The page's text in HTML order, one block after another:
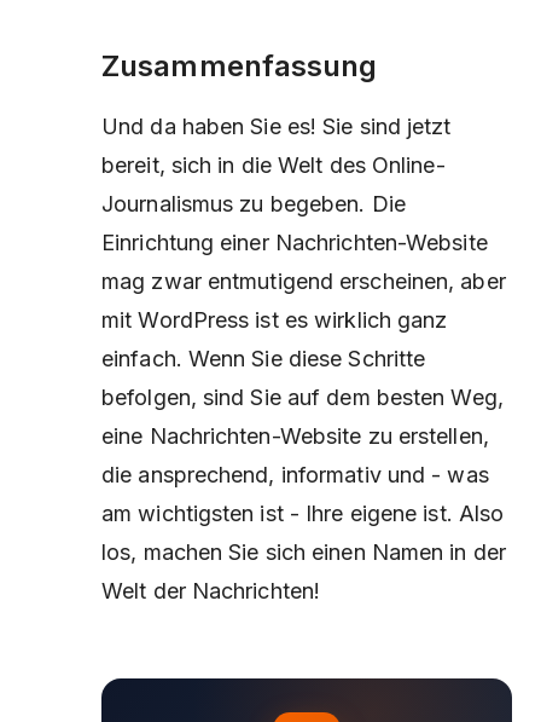
Zusammenfassung
Und da haben Sie es! Sie sind jetzt
bereit, sich in die Welt des Online-
Journalismus zu begeben. Die
Einrichtung einer Nachrichten-Website
mag zwar entmutigend erscheinen, aber
mit WordPress ist es wirklich ganz
einfach. Wenn Sie diese Schritte
befolgen, sind Sie auf dem besten Weg,
eine Nachrichten-Website zu erstellen,
die ansprechend, informativ und - was
am wichtigsten ist - Ihre eigene ist. Also
los, machen Sie sich einen Namen in der
Welt der Nachrichten!